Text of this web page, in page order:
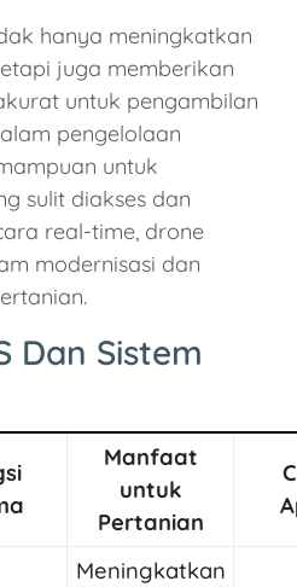
hanya meningkatkan
juga memberikan
untuk pengambilan
pengelolaan
untuk
sulit diakses dan
real-time, drone
modernisasi dan
Dan Sistem
Manfaat
untuk
Pertanian
Meningkatkan